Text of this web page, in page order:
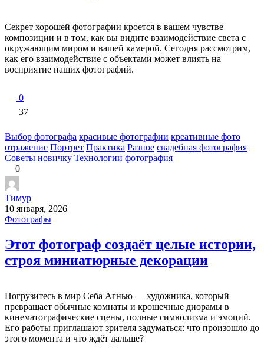
Секрет хорошей фотографии кроется в вашем чувстве
композиции и в том, как вы видите взаимодействие света с
окружающим миром и вашей камерой. Сегодня рассмотрим,
как его взаимодействие с объектами может влиять на
восприятие наших фотографий.
0
37
Выбор фотографа красивые фотографии креативные фото
отражение Портрет Практика Разное свадебная фотография
Советы новичку Технологии фотография
0
Тимур
10 января, 2026
Фотографы
Этот фотограф создаёт целые истории,
строя миниатюрные декорации
Погрузитесь в мир Себа Агнью — художника, который
превращает обычные комнаты и крошечные диорамы в
кинематографические сцены, полные символизма и эмоций.
Его работы приглашают зрителя задуматься: что произошло до
этого момента и что ждёт дальше?